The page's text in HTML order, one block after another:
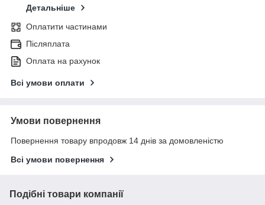
Детальніше
Оплатити частинами
Післяплата
Оплата на рахунок
Всі умови оплати
Умови повернення
Повернення товару впродовж 14 днів за домовленістю
Всі умови повернення
Подібні товари компанії